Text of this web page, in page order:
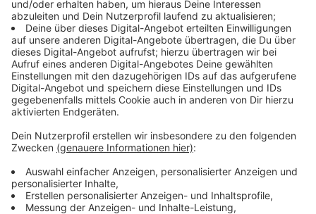
Hauptbahnhof, wenden - und fahren wieder zurück
nach Neuss. Bei der 705 gibt es ab Morgen
Änderungen: Auf dem gesperrten Abschnitt zwischen
„Oberbilk S“ und „Vennhauser Allee“ sind zum Beispiel
Busse statt Bahnen im Einsatz.
Anzeige
Weitere Infos und Links zum Thema
Anzeige